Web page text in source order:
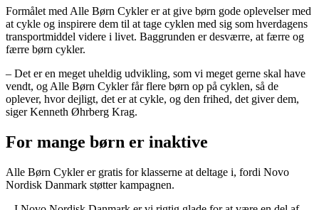
Formålet med Alle Børn Cykler er at give børn gode oplevelser med
at cykle og inspirere dem til at tage cyklen med sig som hverdagens
transportmiddel videre i livet. Baggrunden er desværre, at færre og
færre børn cykler.
– Det er en meget uheldig udvikling, som vi meget gerne skal have
vendt, og Alle Børn Cykler får flere børn op på cyklen, så de
oplever, hvor dejligt, det er at cykle, og den frihed, det giver dem,
siger Kenneth Øhrberg Krag.
For mange børn er inaktive
Alle Børn Cykler er gratis for klasserne at deltage i, fordi Novo
Nordisk Danmark støtter kampagnen.